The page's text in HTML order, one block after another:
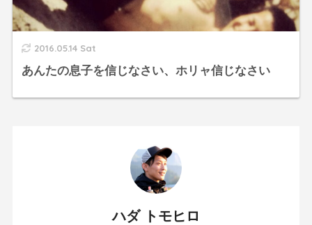
2016.05.14 Sat
あんたの息子を信じなさい、ホリャ信じなさい
ハダ トモヒロ